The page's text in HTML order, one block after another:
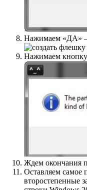
Нажимаем «ДА»
Нажимаем
Ждем окончания
Оставляем самое
второстепенные